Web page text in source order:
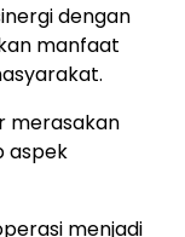
dengan
manfaat
merasakan
aspek
menjadi